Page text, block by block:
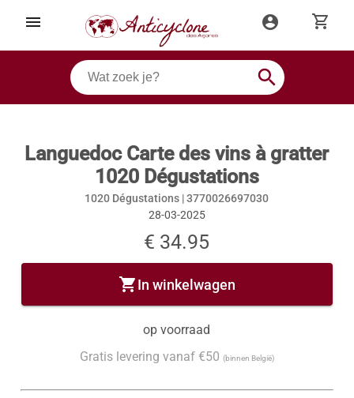
menu account_circle shopping_cart
search
Languedoc Carte des vins à gratter
1020 Dégustations
1020 Dégustations |3770026697030
28-03-2025
€ 34.95
shopping_cartIn winkelwagen
op voorraad
Gratis levering vanaf €50 (binnen België)